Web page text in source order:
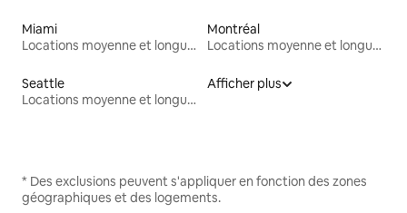
Miami
Locations moyenne et longue durée
Montréal
Locations moyenne et longue durée
Seattle
Locations moyenne et longue durée
Afficher plus
* Des exclusions peuvent s'appliquer en fonction des zones
géographiques et des logements.